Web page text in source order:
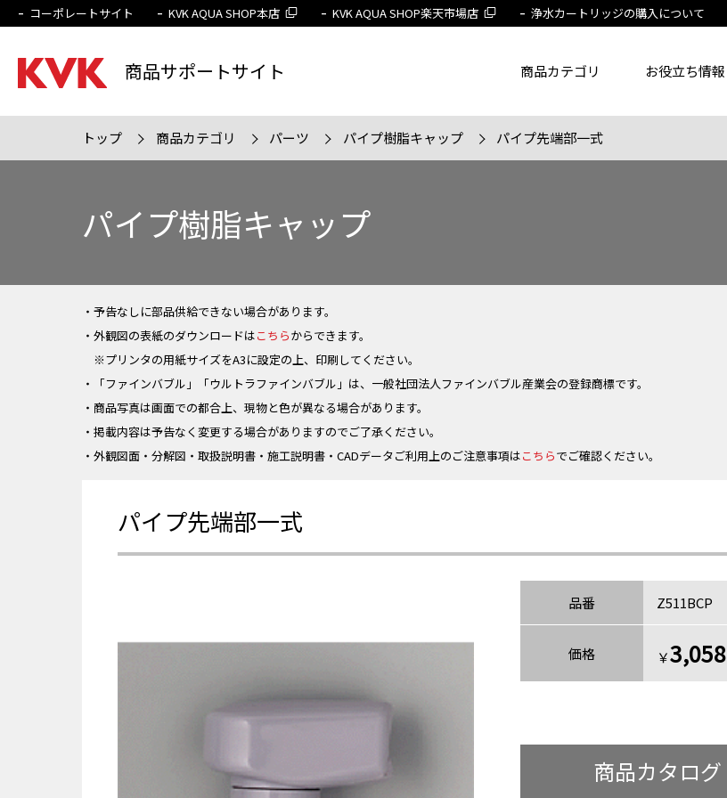
商品サポートサイト
販売終了品を除く 節湯水栓製品だけを表示
商品カテゴリ お役立ち情報
コーポレートサイト KVK AQUA SHOP本店 KVK AQUA SHOP楽天市場店 浄水カートリッジの購入について
トップ 商品カテゴリ パーツ パイプ樹脂キャップ パイプ先端部一式
パイプ樹脂キャップ
・予告なしに部品供給できない場合があります。
・外観図の表紙のダウンロードはこちらからできます。
※プリンタの用紙サイズをA3に設定の上、印刷してください。
・「ファインバブル」「ウルトラファインバブル」は、一般社団法人ファインバブル産業会の登録商標です。
・商品写真は画面での都合上、現物と色が異なる場合があります。
・掲載内容は予告なく変更する場合がありますのでご了承ください。
・外観図面・分解図・取扱説明書・施工説明書・CADデータご利用上のご注意事項はこちらでご確認ください。
パイプ先端部一式
品番 Z511BCP
価格 ￥3,058
商品カタログ